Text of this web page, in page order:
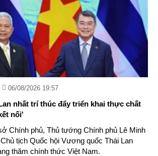
06/08/2026 19:57
nhất trí thúc đẩy triển khai thực chất
nối'
Chính phủ, Thủ tướng Chính phủ Lê Minh
tịch Quốc hội Vương quốc Thái Lan
thăm chính thức Việt Nam.